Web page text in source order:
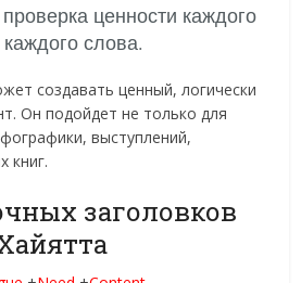
ценности каждого
слова.
создавать ценный, логически
Он подойдет не только для
выступлений,
книг.
заголовков